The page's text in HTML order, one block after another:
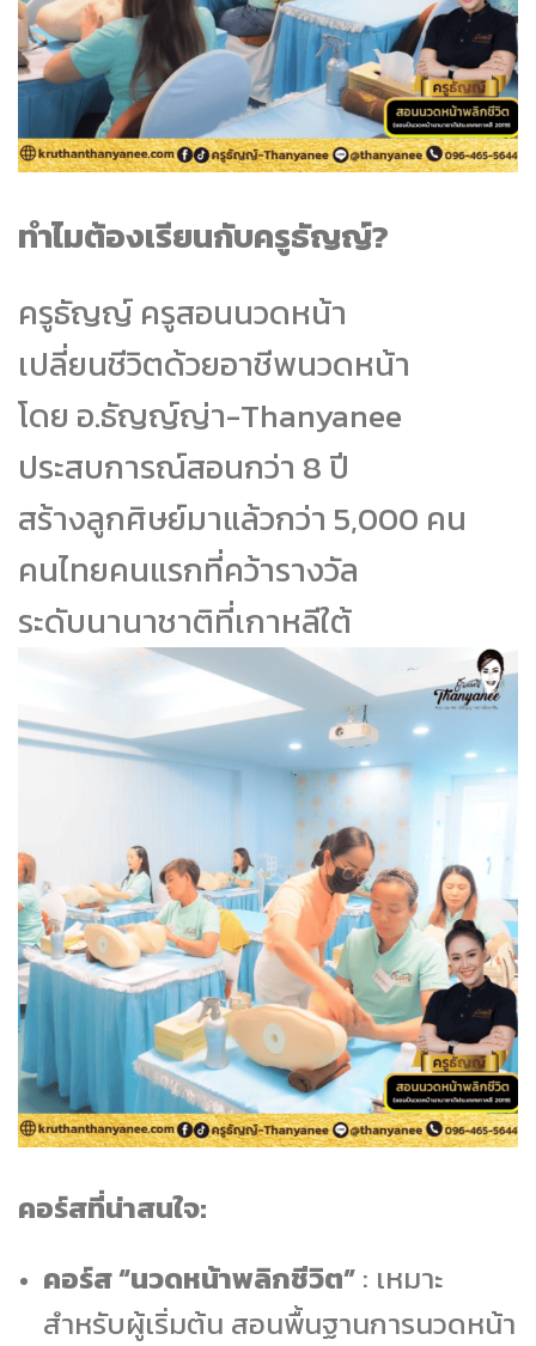
ทำไมต้องเรียนกับครูธัญญ์?
ครูธัญญ์ ครูสอนนวดหน้า
เปลี่ยนชีวิตด้วยอาชีพนวดหน้า
โดย อ.ธัญญ์ญ่า-Thanyanee
ประสบการณ์สอนกว่า 8 ปี
สร้างลูกศิษย์มาแล้วกว่า 5,000 คน
คนไทยคนแรกที่คว้ารางวัล
ระดับนานาชาติที่เกาหลีใต้
คอร์สที่น่าสนใจ:
คอร์ส “นวดหน้าพลิกชีวิต”: เหมาะ
สำหรับผู้เริ่มต้น สอนพื้นฐานการนวดหน้า